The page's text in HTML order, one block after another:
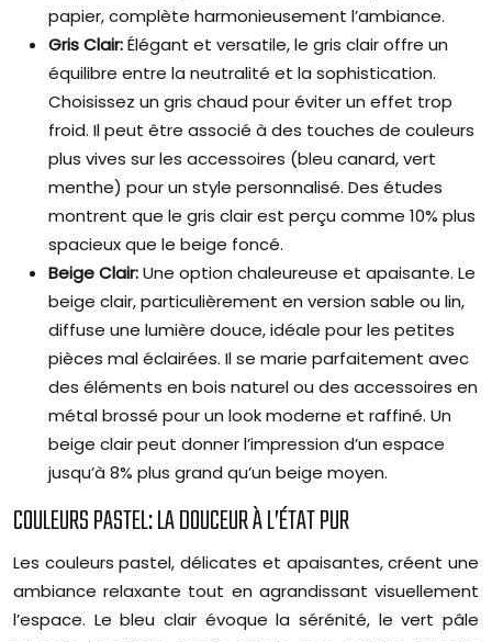
papier, complète harmonieusement l’ambiance.
Gris Clair:Élégant et versatile, le gris clair offre un
équilibre entre la neutralité et la sophistication.
Choisissez un gris chaud pour éviter un effet trop
froid. Il peut être associé à des touches de couleurs
plus vives sur les accessoires (bleu canard, vert
menthe) pour un style personnalisé. Des études
montrent que le gris clair est perçu comme 10% plus
spacieux que le beige foncé.
Beige Clair:Une option chaleureuse et apaisante. Le
beige clair, particulièrement en version sable ou lin,
diffuse une lumière douce, idéale pour les petites
pièces mal éclairées. Il se marie parfaitement avec
des éléments en bois naturel ou des accessoires en
métal brossé pour un look moderne et raffiné. Un
beige clair peut donner l’impression d’un espace
jusqu’à 8% plus grand qu’un beige moyen.
COULEURS PASTEL: LA DOUCEUR À L’ÉTAT PUR
Les couleurs pastel, délicates et apaisantes, créent une
ambiance relaxante tout en agrandissant visuellement
l’espace. Le bleu clair évoque la sérénité, le vert pâle